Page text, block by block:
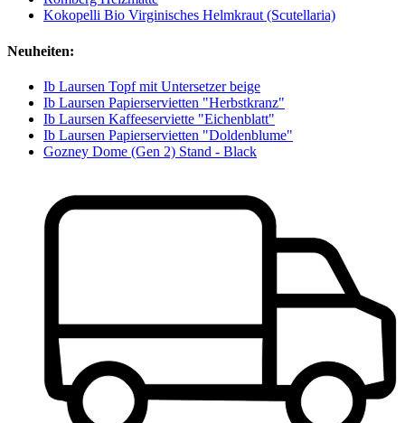
Kokopelli Bio Virginisches Helmkraut (Scutellaria)
Neuheiten:
Ib Laursen Topf mit Untersetzer beige
Ib Laursen Papierservietten "Herbstkranz"
Ib Laursen Kaffeeserviette "Eichenblatt"
Ib Laursen Papierservietten "Doldenblume"
Gozney Dome (Gen 2) Stand - Black